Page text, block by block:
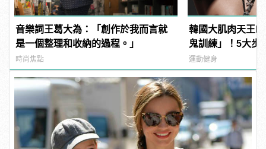
音樂詞王葛大為：「創作於我而言就
是一個整理和收納的過程。」
時尚焦點
韓國大肌肉天王
鬼訓練」！5大步
男身材！
運動健身